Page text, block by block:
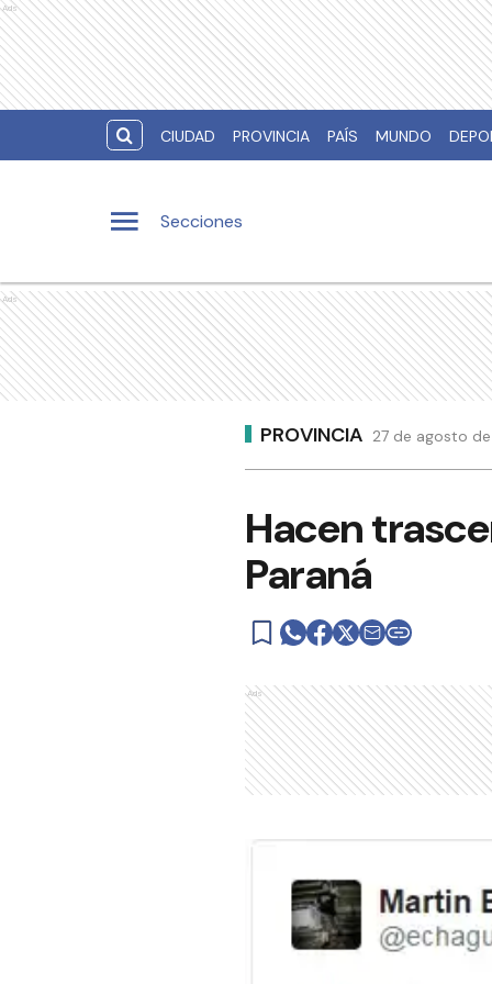
Ads
CIUDAD PROVINCIA PAÍS MUNDO
Secciones
Ads
PROVINCIA 27 de agosto de
Hacen
Paraná
Ads